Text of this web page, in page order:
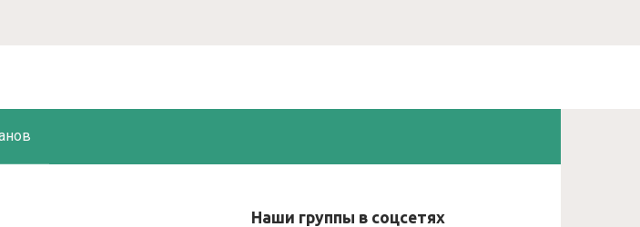
Наши группы в соцсетях